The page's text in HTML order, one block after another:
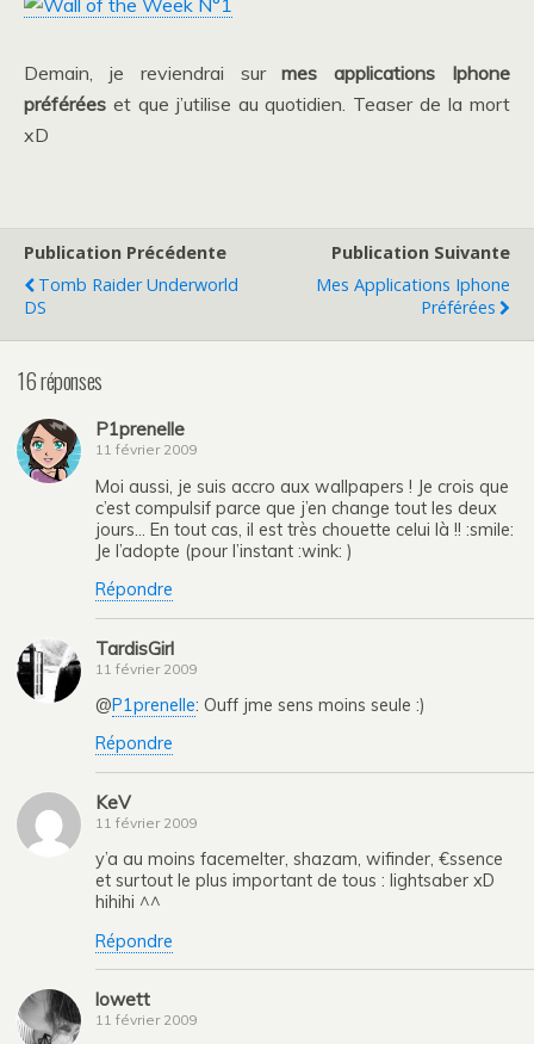
Demain, je reviendrai surmes applications Iphone
préférées et que j’utilise au quotidien. Teaser de la mort
xD
Publication Précédente
Tomb Raider Underworld
DS
Publication Suivante
Mes Applications Iphone
Préférées
16 réponses
P1prenelle
11 février 2009
Moi aussi, je suis accro aux wallpapers ! Je crois que
c’est compulsif parce que j’en change tout les deux
jours… En tout cas, il est très chouette celui là !! :smile:
Je l’adopte (pour l’instant :wink: )
Répondre
TardisGirl
11 février 2009
@P1prenelle: Ouff jme sens moins seule :)
Répondre
KeV
11 février 2009
y’a au moins facemelter, shazam, wifinder, €ssence
et surtout le plus important de tous : lightsaber xD
hihihi ^^
Répondre
lowett
11 février 2009